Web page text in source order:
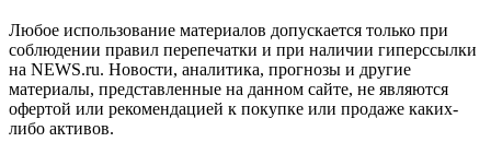
Любое использование материалов допускается только при
соблюдении правил перепечатки и при наличии гиперссылки
на NEWS.ru. Новости, аналитика, прогнозы и другие
материалы, представленные на данном сайте, не являются
офертой или рекомендацией к покупке или продаже каких-
либо активов.